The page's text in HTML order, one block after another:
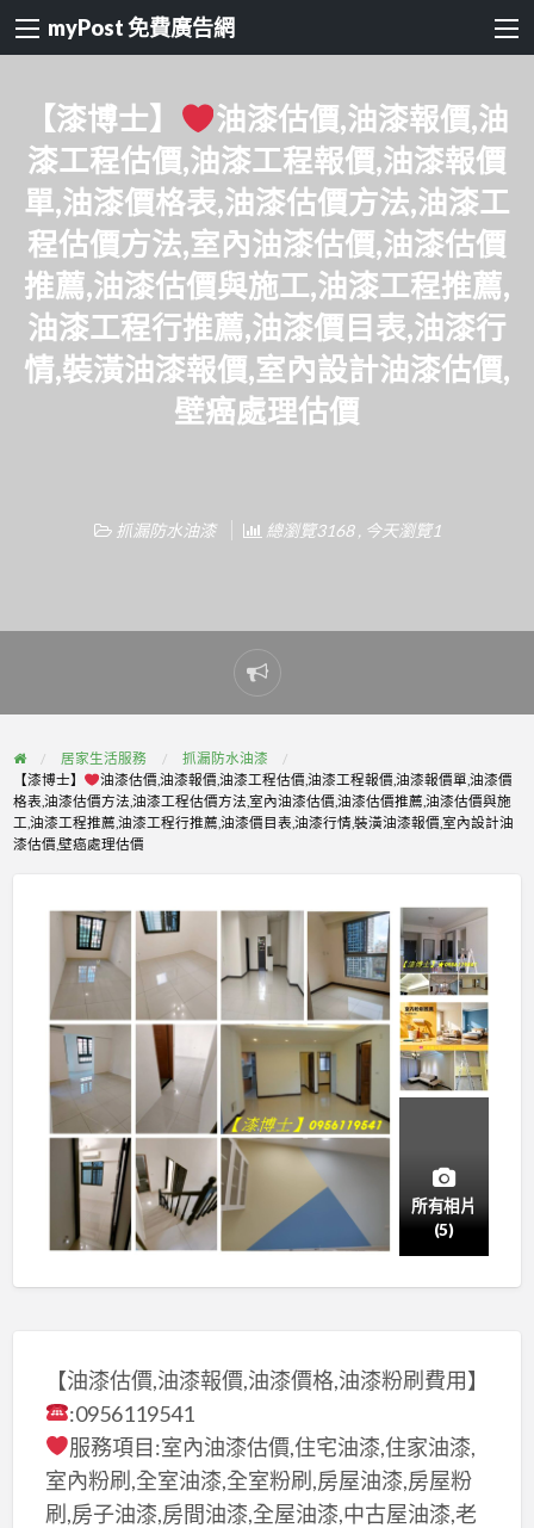
myPost 免費廣告網
【漆博士】
油漆估價,油漆報價,油
漆工程估價,油漆工程報價,油漆報價
單,油漆價格表,油漆估價方法,油漆工
程估價方法,室內油漆估價,油漆估價
推薦,油漆估價與施工,油漆工程推薦,
油漆工程行推薦,油漆價目表,油漆行
情,裝潢油漆報價,室內設計油漆估價,
壁癌處理估價
抓漏防水油漆 總瀏覽3168 , 今天瀏覽1
Report
problem
居家生活服務
抓漏防水油漆
【漆博士】
油漆估價,油漆報價,油漆工程估價,油漆工程報價,油漆報價單,油漆價
格表,油漆估價方法,油漆工程估價方法,室內油漆估價,油漆估價推薦,油漆估價與施
工,油漆工程推薦,油漆工程行推薦,油漆價目表,油漆行情,裝潢油漆報價,室內設計油
漆估價,壁癌處理估價
所有相片
(5)
【油漆估價,油漆報價,油漆價格,油漆粉刷費用】
:0956119541
服務項目:室內油漆估價,住宅油漆,住家油漆,
室內粉刷,全室油漆,全室粉刷,房屋油漆,房屋粉
刷,房子油漆,房間油漆,全屋油漆,中古屋油漆,老